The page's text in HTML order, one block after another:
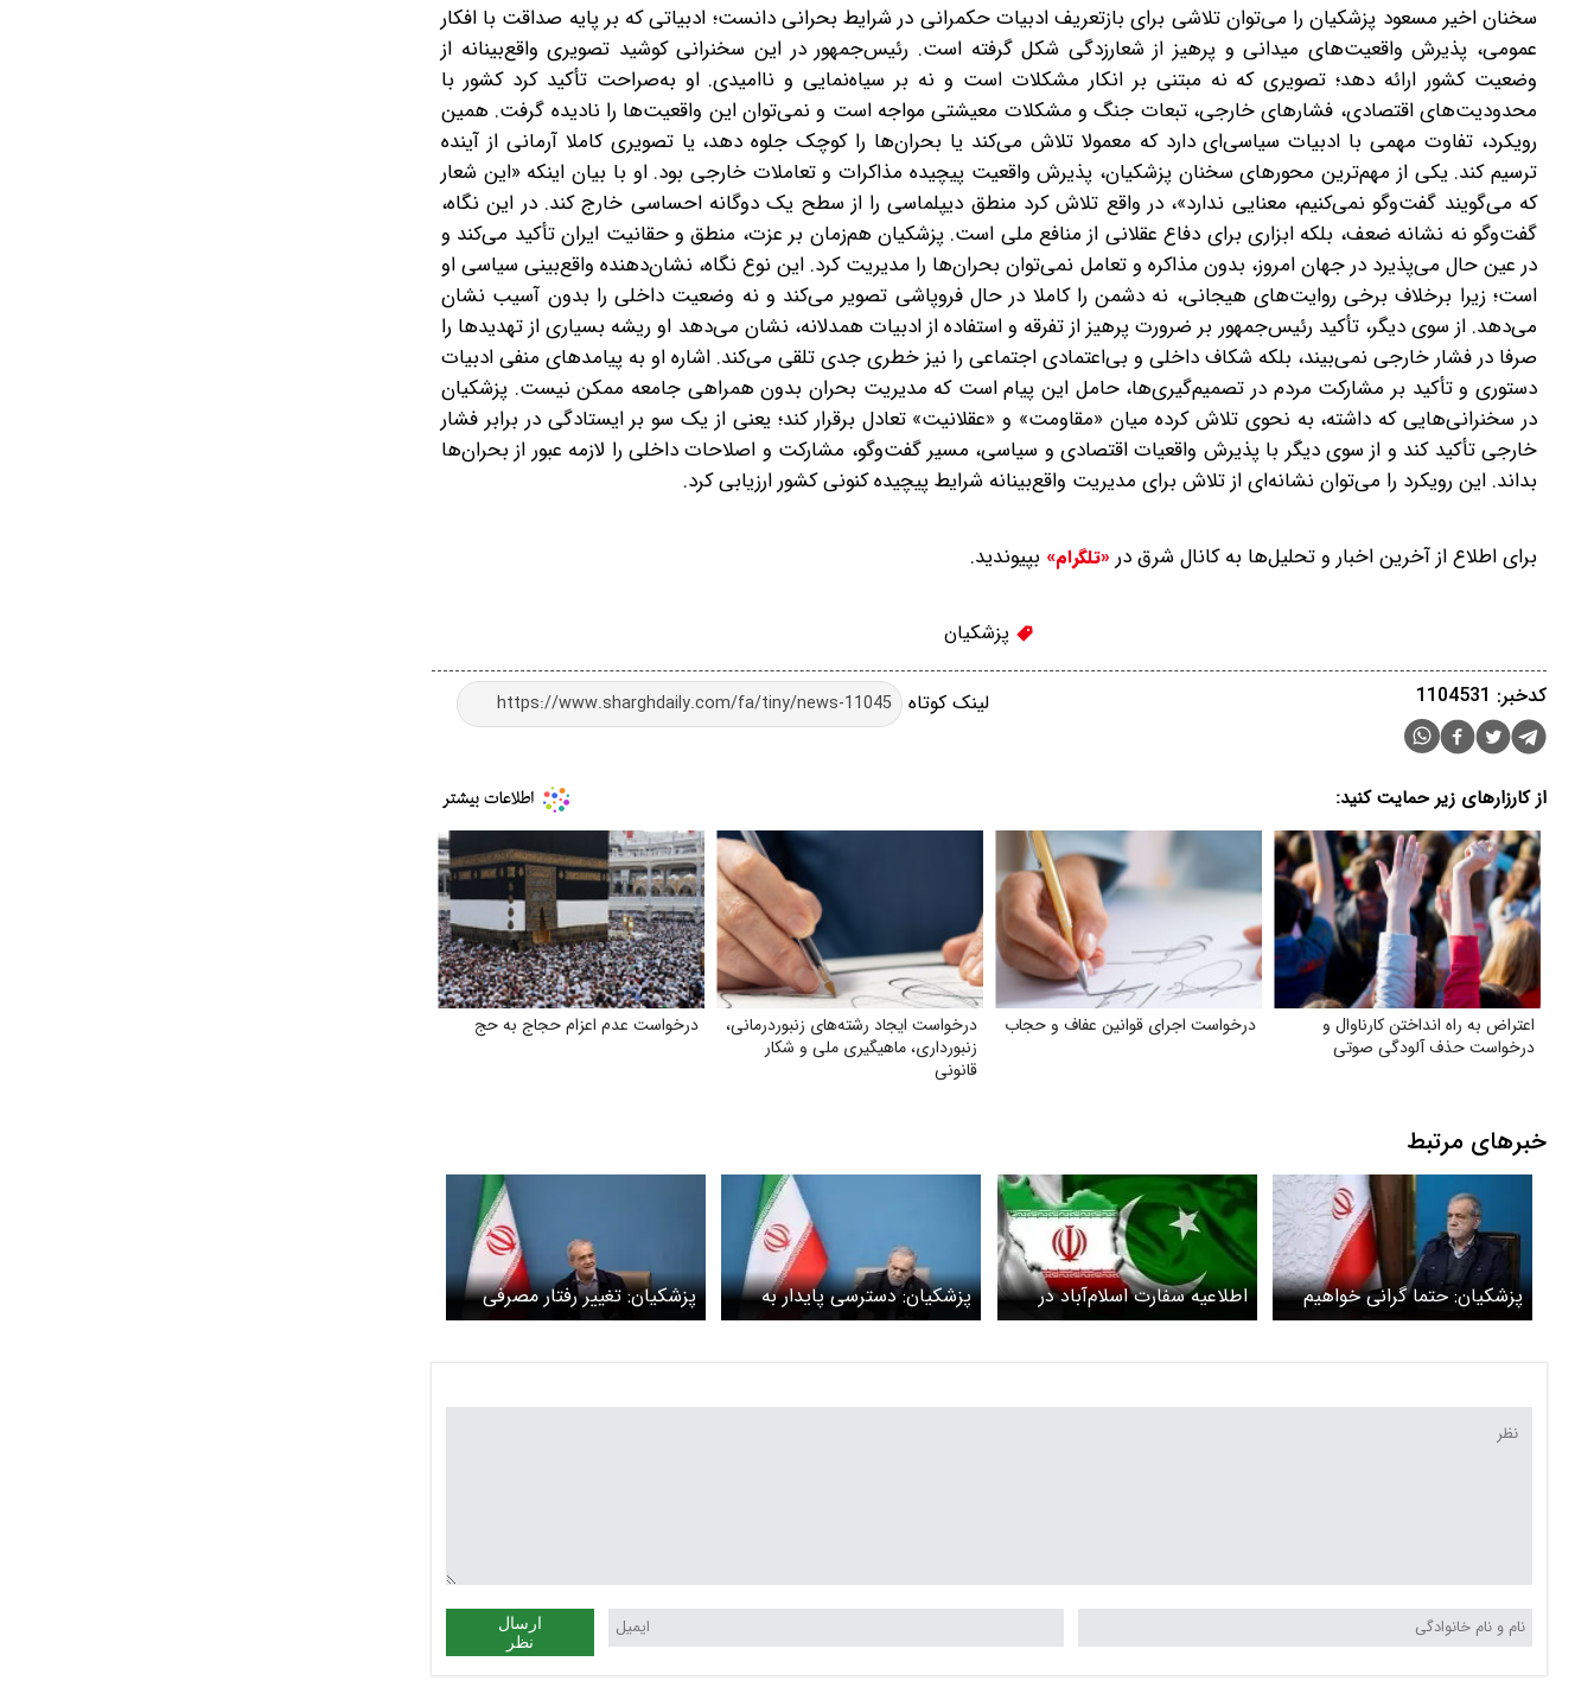
سخنان اخیر مسعود پزشکیان را می‌توان تلاشی برای بازتعریف ادبیات حکمرانی در شرایط بحرانی دانست؛ ادبیاتی که بر پایه صداقت با افکار
عمومی، پذیرش واقعیت‌های میدانی و پرهیز از شعارزدگی شکل گرفته است. رئیس‌جمهور در این سخنرانی کوشید تصویری واقع‌بینانه از
وضعیت کشور ارائه دهد؛ تصویری که نه مبتنی بر انکار مشکلات است و نه بر سیاه‌نمایی و ناامیدی. او به‌صراحت‌ تأکید کرد کشور با
محدودیت‌های اقتصادی، فشارهای خارجی، تبعات جنگ و مشکلات معیشتی مواجه است و نمی‌توان این واقعیت‌ها را نادیده گرفت. همین
رویکرد، تفاوت مهمی با ادبیات سیاسی‌ای دارد که معمولا تلاش می‌کند یا بحران‌ها را کوچک جلوه دهد، یا تصویری کاملا آرمانی از آینده
ترسیم کند. یکی از مهم‌ترین محورهای سخنان پزشکیان، پذیرش واقعیت پیچیده مذاکرات و تعاملات خارجی بود. او با بیان اینکه «این شعار
که می‌گویند گفت‌وگو نمی‌کنیم، معنایی ندارد»، در واقع تلاش کرد منطق دیپلماسی را از سطح یک دوگانه احساسی خارج کند. در این نگاه،
گفت‌وگو نه نشانه ضعف، بلکه ابزاری برای دفاع عقلانی از منافع ملی است. پزشکیان هم‌زمان بر عزت، منطق و حقانیت ایران تأکید می‌کند و
در عین حال می‌پذیرد در جهان امروز، بدون مذاکره و تعامل نمی‌توان بحران‌ها را مدیریت کرد. این نوع نگاه، نشان‌دهنده واقع‌بینی سیاسی او
است؛ زیرا برخلاف برخی روایت‌های هیجانی، نه دشمن را کاملا در حال فروپاشی تصویر می‌کند و نه وضعیت داخلی را بدون آسیب نشان
می‌دهد. از سوی دیگر، تأکید رئیس‌جمهور بر ضرورت پرهیز از تفرقه و استفاده از ادبیات همدلانه، نشان می‌دهد ‌او ریشه بسیاری از تهدیدها را
صرفا در فشار خارجی نمی‌بیند، بلکه شکاف داخلی و بی‌اعتمادی اجتماعی را نیز خطری جدی تلقی می‌کند. اشاره او به پیامدهای منفی ادبیات
دستوری و تأکید بر مشارکت مردم در تصمیم‌گیری‌ها، حامل این پیام است که مدیریت بحران بدون همراهی جامعه ممکن نیست. پزشکیان
در سخنرانی‌هایی که داشته، به نحوی تلاش کرده میان «مقاومت» و «عقلانیت» تعادل برقرار کند؛ یعنی از یک سو بر ایستادگی در برابر فشار
خارجی تأکید کند و از سوی دیگر با پذیرش واقعیات اقتصادی و سیاسی، مسیر گفت‌وگو، مشارکت و اصلاحات داخلی را لازمه عبور از بحران‌ها
بداند. این رویکرد را می‌توان نشانه‌ای از تلاش برای مدیریت واقع‌بینانه شرایط پیچیده کنونی کشور ارزیابی کرد.
برای اطلاع از آخرین اخبار و تحلیل‌ها به کانال شرق در «تلگرام» بپیوندید.
پزشکیان
لینک کوتاه کدخبر: 1104531
از کارزارهای زیر حمایت کنید:
اعتراض به راه انداختن کارناوال و
درخواست حذف آلودگی صوتی
درخواست اجرای قوانین عفاف و حجاب
درخواست ایجاد رشته‌های زنبوردرمانی،
زنبورداری، ماهیگیری ملی و شکار
قانونی
درخواست عدم اعزام حجاج به حج
خبرهای مرتبط
پزشکیان: حتما گرانی خواهیم
داشت / نمی‌شود هم خدا را
اطلاعیه سفارت اسلام‌آباد در
تهران/ دیدار 90 دقیقه‌ای وزیر
پزشکیان: دسترسی پایدار به
خدمات دیجیتال حق زندگی
پزشکیان: تغییر رفتار مصرفی
جامعه از ضروری‌ترین الزامات
ارسال
نظر